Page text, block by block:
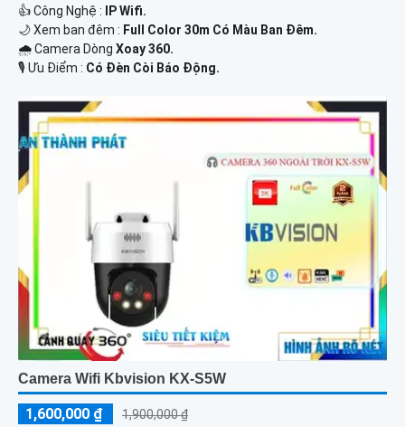
👍 Công Nghệ :
IP Wifi.
🌙 Xem ban đêm : Full Color 30m Có Màu Ban Đêm.
🌧️ Camera Dòng Xoay 360.
️🎙 Ưu Điểm : Có Đèn Còi Báo Động.
Camera Wifi Kbvision KX-S5W
1,600,000 ₫ 1,900,000 ₫